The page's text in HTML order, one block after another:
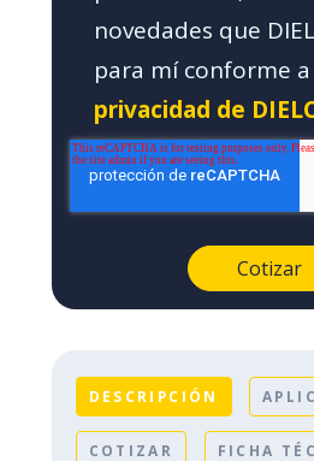
novedades que
para mí conforme a
privacidad de
DESCRIPCIÓN
COTIZAR FICHA